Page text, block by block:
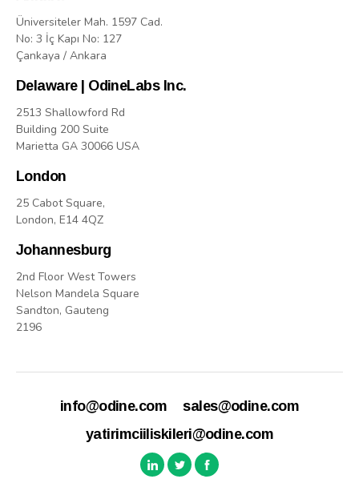
Üniversiteler Mah. 1597 Cad.
No: 3 İç Kapı No: 127
Çankaya / Ankara
Delaware | OdineLabs Inc.
2513 Shallowford Rd
Building 200 Suite
Marietta GA 30066 USA
London
25 Cabot Square,
London, E14 4QZ
Johannesburg
2nd Floor West Towers
Nelson Mandela Square
Sandton, Gauteng
2196
info@odine.com
sales@odine.com
yatirimciiliskileri@odine.com